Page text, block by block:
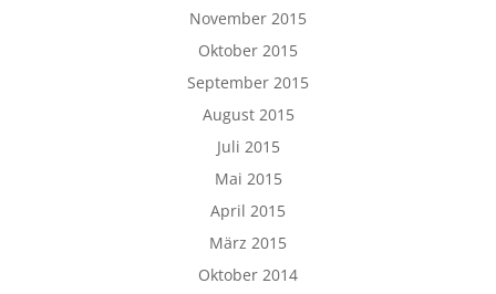
November 2015
Oktober 2015
September 2015
August 2015
Juli 2015
Mai 2015
April 2015
März 2015
Oktober 2014